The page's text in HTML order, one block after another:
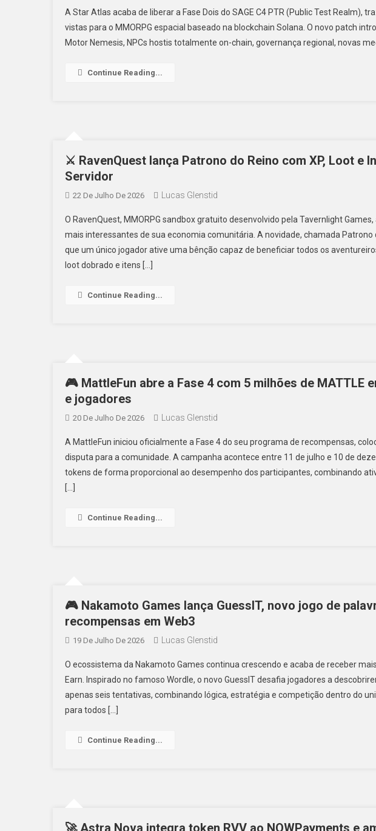
A Star Atlas acaba de liberar a Fase Dois do SAGE C4 PTR (Public Test Realm),
vistas para o MMORPG espacial baseado na blockchain Solana. O novo patch
Motor Nemesis, NPCs hostis totalmente on-chain, governança regional, novas
Continue Reading...
⚔️ RavenQuest lança Patrono do Reino com XP, Loot e
Servidor
22 De Julho De 2026 Lucas Glenstid
O RavenQuest, MMORPG sandbox gratuito desenvolvido pela Tavernlight
mais interessantes de sua economia comunitária. A novidade, chamada
que um único jogador ative uma bênção capaz de beneficiar todos os
loot dobrado e itens […]
Continue Reading...
🎮 MattleFun abre a Fase 4 com 5 milhões de MATTLE
e jogadores
20 De Julho De 2026 Lucas Glenstid
A MattleFun iniciou oficialmente a Fase 4 do seu programa de recompensas,
disputa para a comunidade. A campanha acontece entre 11 de julho e 10 de
tokens de forma proporcional ao desempenho dos participantes, combinando
[…]
Continue Reading...
🎮 Nakamoto Games lança GuessIT, novo jogo de
recompensas em Web3
19 De Julho De 2026 Lucas Glenstid
O ecossistema da Nakamoto Games continua crescendo e acaba de receber
Earn. Inspirado no famoso Wordle, o novo GuessIT desafia jogadores a
apenas seis tentativas, combinando lógica, estratégia e competição dentro do
para todos […]
Continue Reading...
🚀 Astra Nova integra token RVV ao NOWPayments e